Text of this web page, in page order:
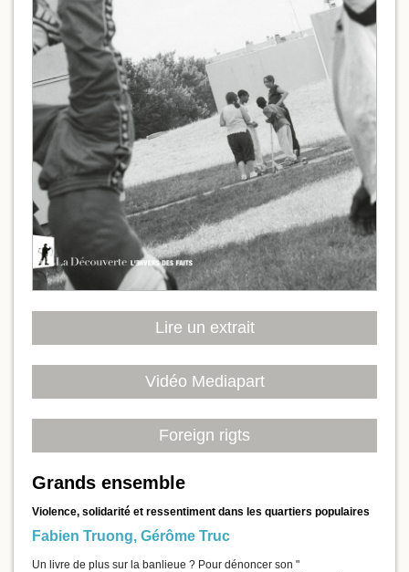
Lire un extrait
Vidéo Mediapart
Foreign rigts
Grands ensemble
Violence, solidarité et ressentiment dans les quartiers populaires
Fabien Truong, Gérôme Truc
Un livre de plus sur la banlieue ? Pour dénoncer son "